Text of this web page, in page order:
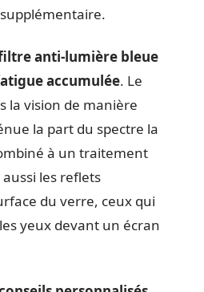
anti-lumière bleue
accumulée. Le
la vision de manière
la part du spectre la
à un traitement
les reflets
du verre, ceux qui
yeux devant un écran